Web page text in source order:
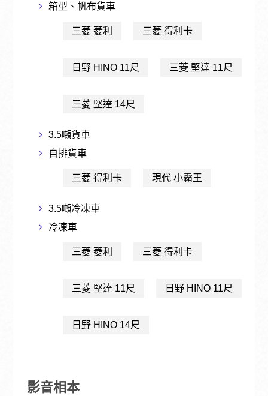
箱型、帆布貨車
三菱 菱利 三菱 得利卡
日野 HINO 11尺 三菱 堅達 11尺
三菱 堅達 14尺
3.5噸貨車
自排貨車
三菱 得利卡 現代 小霸王
3.5噸冷凍車
冷凍車
三菱 菱利 三菱 得利卡
三菱 堅達 11尺 日野 HINO 11尺
日野 HINO 14尺
影音相本